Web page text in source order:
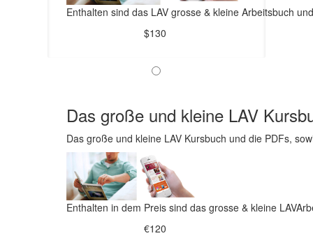
Enthalten sind das LAV grosse & kleine Arbeitsbuch
$130
Das große und kleine LAV
Das große und kleine LAV Kursbuch und die PDFs,
Enthalten in dem Preis sind das grosse & kleine
€120